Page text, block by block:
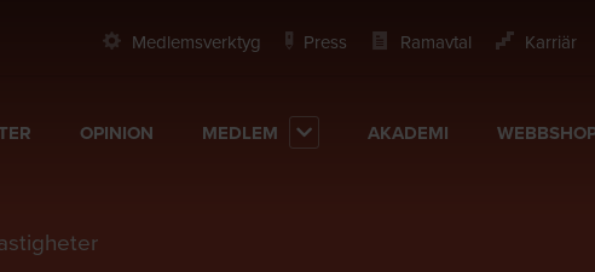
Medlemsverktyg Press Ramavtal Karriär
OPINION MEDLEM AKADEMI